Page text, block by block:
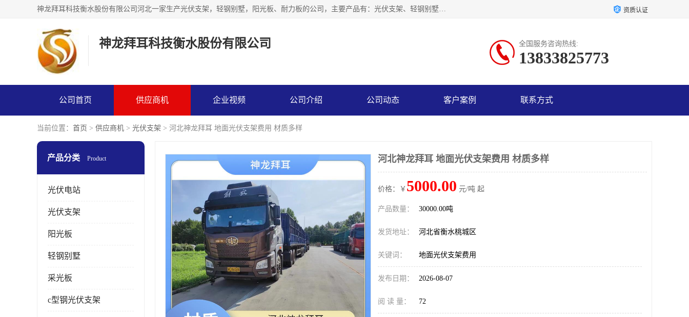
神龙拜耳科技衡水股份有限公司河北一家生产光伏支架，轻钢别墅，阳光板、耐力板的公司，主要产品有：光伏支架、轻钢别墅、阳光板、耐力板、采光板等，公司参与制定了多项标准。 资质认证
神龙拜耳科技衡水股份有限公司 全国服务咨询热线:
13833825773
公司首页 供应商机 企业视频 公司介绍 公司动态 客户案例 联系方式
当前位置： 首页 > 供应商机 > 光伏支架 > 河北神龙拜耳 地面光伏支架费用 材质多样
产品分类 Product
光伏电站
光伏支架
阳光板
轻钢别墅
采光板
c型钢光伏支架
河北神龙拜耳 地面光伏支架费用 材质多样
价格：￥ 5000.00 元/吨 起
产品数量： 30000.00吨
发货地址： 河北省衡水桃城区
关键词： 地面光伏支架费用
发布日期： 2026-08-07
阅 读 量： 72